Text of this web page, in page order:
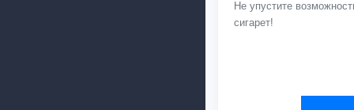
Не упустите
сигарет!